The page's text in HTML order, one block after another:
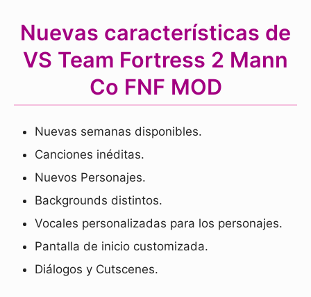
Nuevas características de
VS Team Fortress 2 Mann
Co FNF MOD
Nuevas semanas disponibles.
Canciones inéditas.
Nuevos Personajes.
Backgrounds distintos.
Vocales personalizadas para los personajes.
Pantalla de inicio customizada.
Diálogos y Cutscenes.